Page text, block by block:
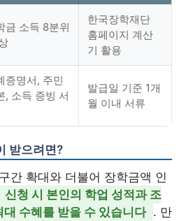
금 소득 8분위
한국장학재단
홈페이지 계산
기 활용
증명서, 주민
, 소득 증빙 서
발급일 기준 1개
월 이내 서류
받으려면?
간 확대와 더불어 장학금액 인
신청 시 본인의 학업 성적과 조
수혜를 받을 수 있습니다 . 만